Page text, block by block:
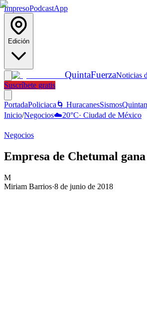
ImpresoPodcastApp
Edición
QuintaFuerzaNoticias
Suscríbete gratis
PortadaPoliciaca 🌀 HuracanesSismos
Inicio/Negocios☁️20°C· Ciudad de México
Negocios
Empresa de Chetumal
M
Miriam Barrios·8 de junio de 2018